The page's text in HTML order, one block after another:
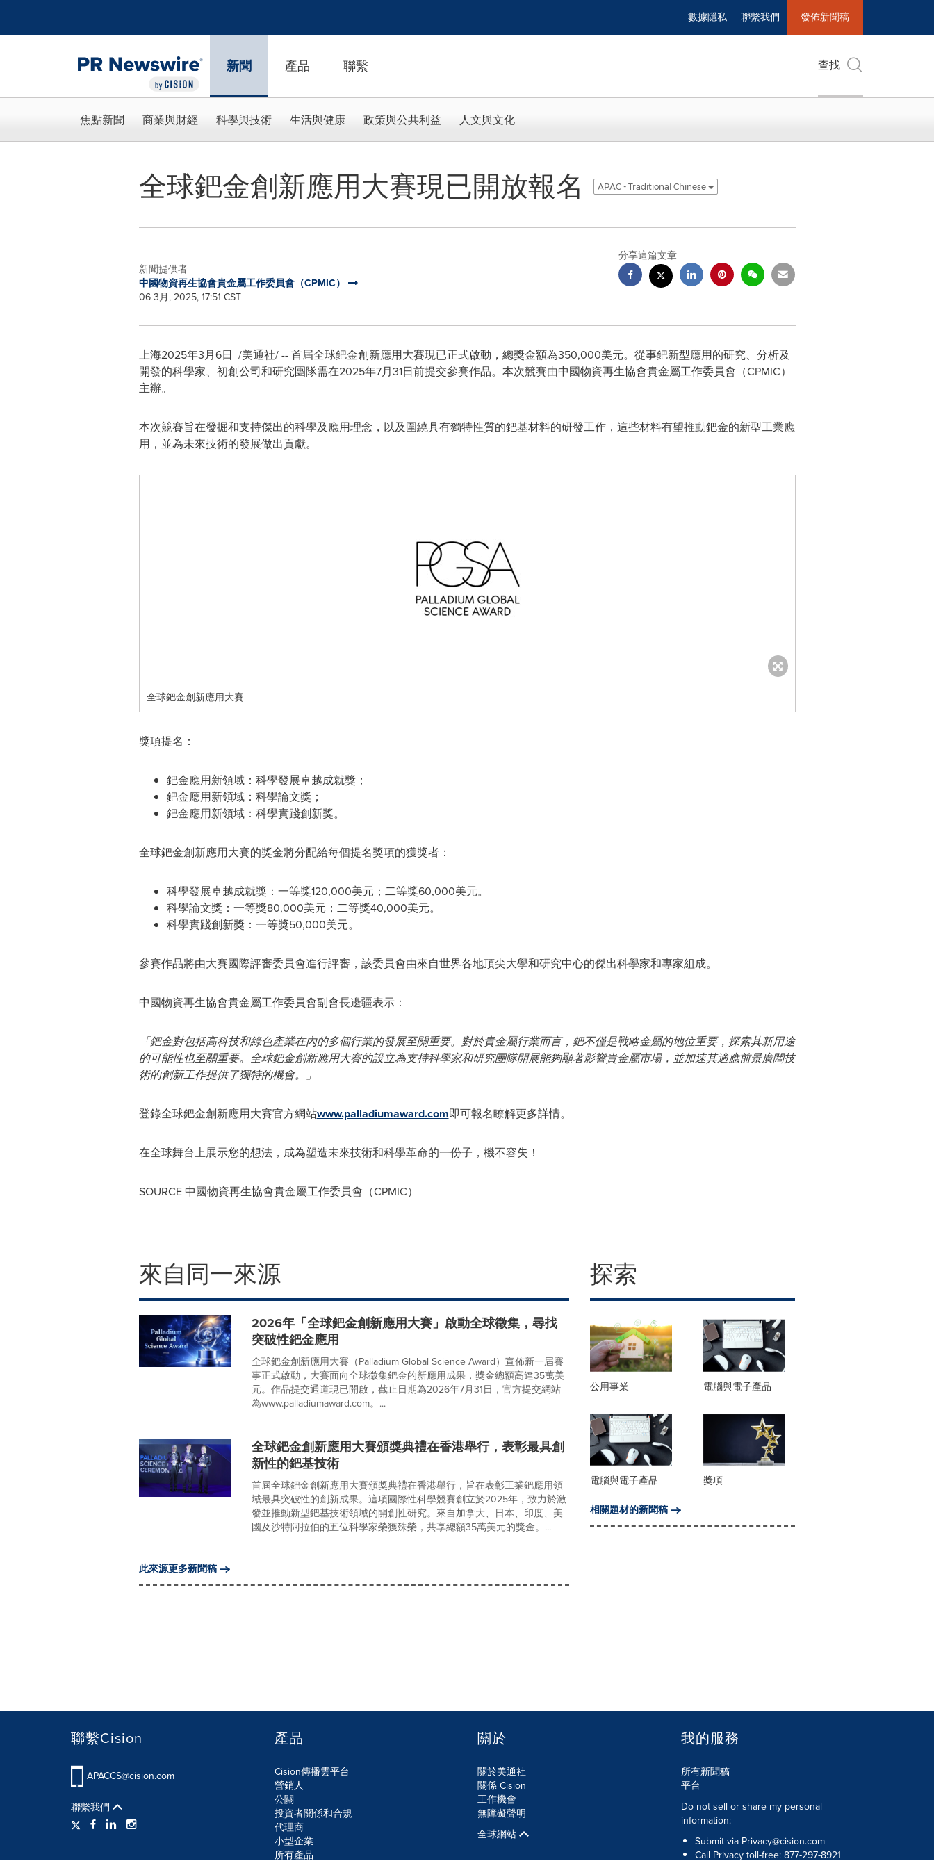
數據隱私 聯繫我們 發佈新聞稿
新聞 產品 聯繫 查找
焦點新聞 商業與財經 科學與技術 生活與健康 政策與公共利益 人文與文化
全球鈀金創新應用大賽現已開放報名 APAC - Traditional Chinese
新聞提供者
中國物資再生協會貴金屬工作委員會（CPMIC）
06 3月, 2025, 17:51 CST
分享這篇文章
上海2025年3月6日 /美通社/ -- 首屆全球鈀金創新應用大賽現已正式啟動，總獎金額為350,000美元。從事鈀新型應用的研究、分析及
開發的科學家、初創公司和研究團隊需在2025年7月31日前提交參賽作品。本次競賽由中國物資再生協會貴金屬工作委員會（CPMIC）
主辦。
本次競賽旨在發掘和支持傑出的科學及應用理念，以及圍繞具有獨特性質的鈀基材料的研發工作，這些材料有望推動鈀金的新型工業應
用，並為未來技術的發展做出貢獻。
全球鈀金創新應用大賽
獎項提名：
鈀金應用新領域：科學發展卓越成就獎；
鈀金應用新領域：科學論文獎；
鈀金應用新領域：科學實踐創新獎。
全球鈀金創新應用大賽的獎金將分配給每個提名獎項的獲獎者：
科學發展卓越成就獎：一等獎120,000美元；二等獎60,000美元。
科學論文獎：一等獎80,000美元；二等獎40,000美元。
科學實踐創新獎：一等獎50,000美元。
參賽作品將由大賽國際評審委員會進行評審，該委員會由來自世界各地頂尖大學和研究中心的傑出科學家和專家組成。
中國物資再生協會貴金屬工作委員會副會長邊疆表示：
「鈀金對包括高科技和綠色產業在內的多個行業的發展至關重要。對於貴金屬行業而言，鈀不僅是戰略金屬的地位重要，探索其新用途
的可能性也至關重要。全球鈀金創新應用大賽的設立為支持科學家和研究團隊開展能夠顯著影響貴金屬市場，並加速其適應前景廣闊技
術的創新工作提供了獨特的機會。
」
登錄全球鈀金創新應用大賽官方網站www.palladiumaward.com即可報名瞭解更多詳情。
在全球舞台上展示您的想法，成為塑造未來技術和科學革命的一份子，機不容失！
SOURCE 中國物資再生協會貴金屬工作委員會（CPMIC）
來自同一來源
2026年「全球鈀金創新應用大賽」啟動全球徵集，尋找
突破性鈀金應用
全球鈀金創新應用大賽（Palladium Global Science Award）宣佈新一屆賽
事正式啟動，大賽面向全球徵集鈀金的新應用成果，獎金總額高達35萬美
元。作品提交通道現已開啟，截止日期為2026年7月31日，官方提交網站
為www.palladiumaward.com。...
全球鈀金創新應用大賽頒獎典禮在香港舉行，表彰最具創
新性的鈀基技術
首屆全球鈀金創新應用大賽頒獎典禮在香港舉行，旨在表彰工業鈀應用領
域最具突破性的創新成果。這項國際性科學競賽創立於2025年，致力於激
發並推動新型鈀基技術領域的開創性研究。來自加拿大、日本、印度、美
國及沙特阿拉伯的五位科學家榮獲殊榮，共享總額35萬美元的獎金。...
此來源更多新聞稿
探索
公用事業 電腦與電子產品
電腦與電子產品
獎項
相關題材的新聞稿
聯繫Cision
APACCS@cision.com
聯繫我們
產品
Cision傳播雲平台
營銷人
公關
投資者關係和合規
代理商
小型企業
所有產品
關於
關於美通社
關係 Cision
工作機會
無障礙聲明
全球網站
我的服務
所有新聞稿
平台
Do not sell or share my personal
information:
Submit via Privacy@cision.com
Call Privacy toll-free: 877-297-8921